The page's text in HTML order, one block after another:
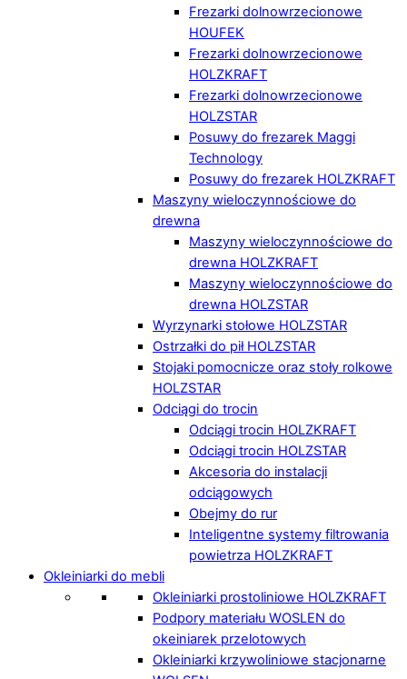
Frezarki dolnowrzecionowe
HOUFEK
Frezarki dolnowrzecionowe
HOLZKRAFT
Frezarki dolnowrzecionowe
HOLZSTAR
Posuwy do frezarek Maggi
Technology
Posuwy do frezarek HOLZKRAFT
Maszyny wieloczynnościowe do
drewna
Maszyny wieloczynnościowe do
drewna HOLZKRAFT
Maszyny wieloczynnościowe do
drewna HOLZSTAR
Wyrzynarki stołowe HOLZSTAR
Ostrzałki do pił HOLZSTAR
Stojaki pomocnicze oraz stoły rolkowe
HOLZSTAR
Odciągi do trocin
Odciągi trocin HOLZKRAFT
Odciągi trocin HOLZSTAR
Akcesoria do instalacji
odciągowych
Obejmy do rur
Inteligentne systemy filtrowania
powietrza HOLZKRAFT
Okleiniarki do mebli
Okleiniarki prostoliniowe HOLZKRAFT
Podpory materiału WOSLEN do
okeiniarek przelotowych
Okleiniarki krzywoliniowe stacjonarne